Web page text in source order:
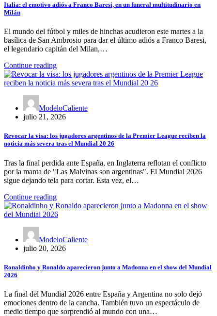
Italia: el emotivo adiós a Franco Baresi, en un funeral multitudinario en
Milán
El mundo del fútbol y miles de hinchas acudieron este martes a la
basílica de San Ambrosio para dar el último adiós a Franco Baresi,
el legendario capitán del Milan,…
Continue reading
ModeloCaliente
julio 21, 2026
Revocar la visa: los jugadores argentinos de la Premier League reciben la
noticia más severa tras el Mundial 20 26
Tras la final perdida ante España, en Inglaterra reflotan el conflicto
por la manta de "Las Malvinas son argentinas". El Mundial 2026
sigue dejando tela para cortar. Esta vez, el…
Continue reading
ModeloCaliente
julio 20, 2026
Ronaldinho y Ronaldo aparecieron junto a Madonna en el show del Mundial
2026
La final del Mundial 2026 entre España y Argentina no solo dejó
emociones dentro de la cancha. También tuvo un espectáculo de
medio tiempo que sorprendió al mundo con una…